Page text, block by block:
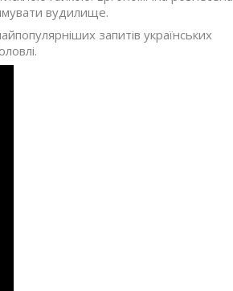
вудилище.
запитів українських